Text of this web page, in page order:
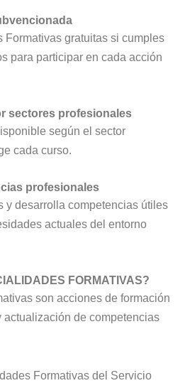
gratuitas si cumples
para participar en cada acción
sectores profesionales
según el sector
cada curso.
profesionales
y desarrolla competencias útiles
actuales del entorno
FORMATIVAS?
son acciones de formación
de competencias
Formativas del Servicio